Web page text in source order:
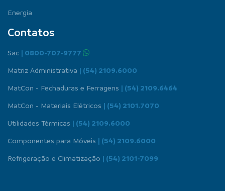
Energia
Contatos
Sac | 0800-707-9777
Matriz Administrativa | (54) 2109.6000
MatCon - Fechaduras e Ferragens | (54) 2109.6464
MatCon - Materiais Elétricos | (54) 2101.7070
Utilidades Térmicas | (54) 2109.6000
Componentes para Móveis | (54) 2109.6000
Refrigeração e Climatização | (54) 2101-7099